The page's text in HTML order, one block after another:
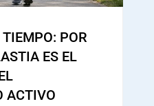
POR
ES EL
ACTIVO